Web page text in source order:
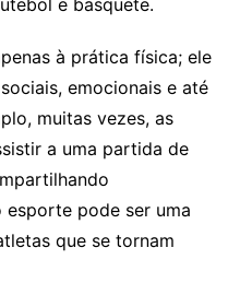
à prática física; ele
emocionais e até
muitas vezes, as
a uma partida de
esporte pode ser uma
que se tornam